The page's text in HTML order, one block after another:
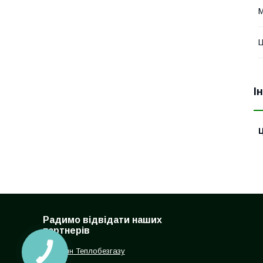
Радимо відвідати наших
партнерів
Магазин Теплобезгазу